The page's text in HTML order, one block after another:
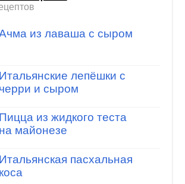
из лаваша с сыром
Итальянские лепёшки с
черри и сыром
Пицца из жидкого теста
на майонезе
Итальянская пасхальная
коса